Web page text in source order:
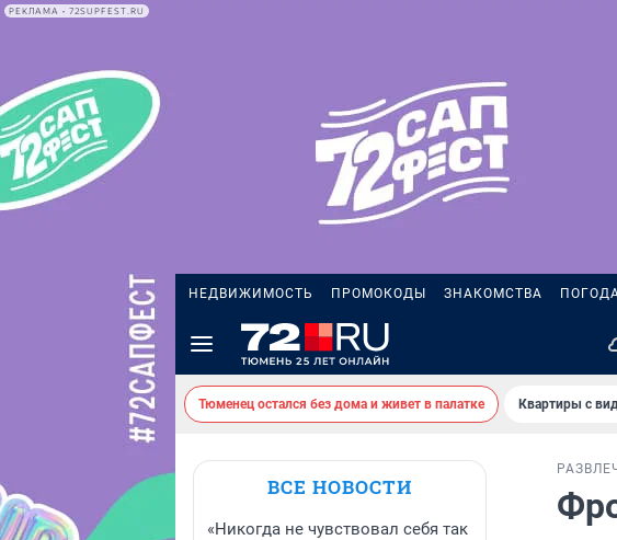
РЕКЛАМА • 72SUPFEST.RU
НЕДВИЖИМОСТЬ ПРОМОКОДЫ ЗНАКОМСТВА
Тюменец остался без дома и живет в палатке Квартиры с
ВСЕ НОВОСТИ
«Никогда не чувствовал себя так